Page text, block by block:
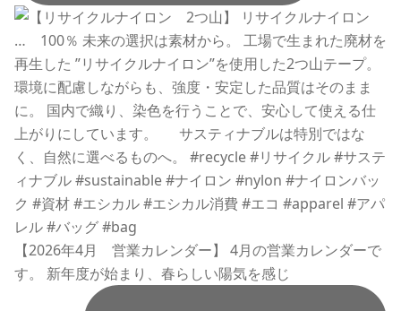
【2026年4月 営業カレンダー】 4月の営業カレンダーで
す。 新年度が始まり、春らしい陽気を感じ